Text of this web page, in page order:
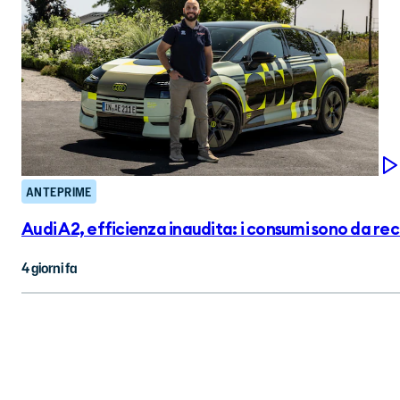
ANTEPRIME
Audi A2, efficienza inaudita: i consumi sono da
4 giorni fa